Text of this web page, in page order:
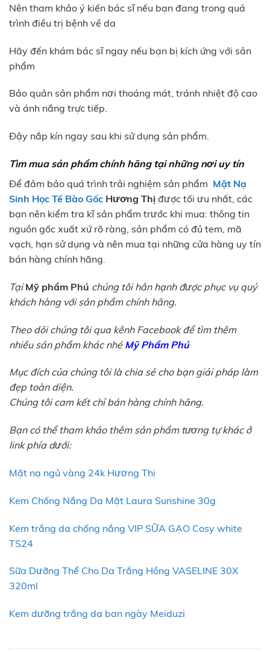
Nên tham khảo ý kiến bác sĩ nếu bạn đang trong quá
trình điều trị bệnh về da
Hãy đến khám bác sĩ ngay nếu bạn bị kích ứng với sản
phẩm
Bảo quản sản phẩm nơi thoáng mát, tránh nhiệt độ cao
và ánh nắng trực tiếp.
Đậy nắp kín ngay sau khi sử dụng sản phẩm.
Tìm mua sản phẩm chính hãng tại những nơi uy tín
Để đảm bảo quá trình trải nghiệm sản phẩm Mặt Nạ
Sinh Học Tế Bào Gốc Hương Thị được tối ưu nhất, các
bạn nên kiểm tra kĩ sản phẩm trước khi mua: thông tin
nguồn gốc xuất xứ rõ ràng, sản phẩm có đủ tem, mã
vạch, hạn sử dụng và nên mua tại những cửa hàng uy tín
bán hàng chính hãng.
TạiMỹ phẩm Phú chúng tôi hân hạnh được phục vụ quý
khách hàng với sản phẩm chính hãng.
Theo dõi chúng tôi qua kênh Facebook để tìm thêm
nhiều sản phẩm khác nhé Mỹ Phẩm Phú
Mục đích của chúng tôi là chia sẻ cho bạn giải pháp làm
đẹp toàn diện.
Chúng tôi cam kết chỉ bán hàng chính hãng.
Bạn có thể tham khảo thêm sản phẩm tương tự khác ở
link phía dưới:
Mặt nạ ngủ vàng 24k Hương Thị
Kem Chống Nắng Da Mặt Laura Sunshine 30g
Kem trắng da chống nắng VIP SỮA GẠO Cosy white
TS24
Sữa Dưỡng Thể Cho Da Trắng Hồng VASELINE 30X
320ml
Kem dưỡng trắng da ban ngày Meiduzi